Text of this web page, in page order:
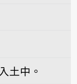
土中。